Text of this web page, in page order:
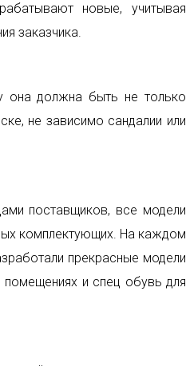
новые, учитывая
заказчика.
она должна быть не только
не зависимо сандалии или
поставщиков, все модели
комплектующих. На каждом
прекрасные модели
и спец обувь для